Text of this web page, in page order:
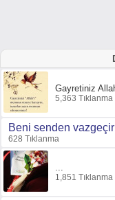
Gayretiniz
5,363 Tıklanma
Beni senden
628 Tıklanma
...
1,851 Tıklanma